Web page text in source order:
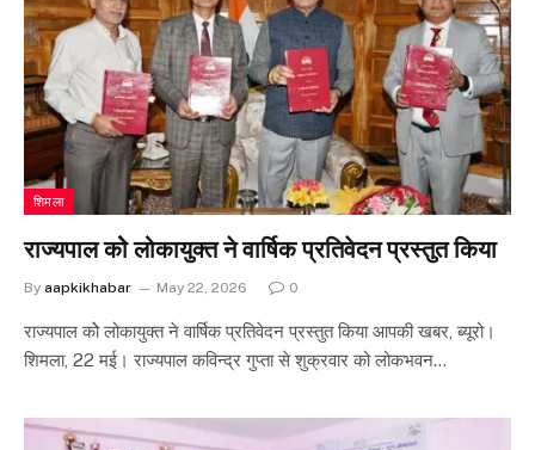
शिमला
राज्यपाल कोे लोकायुक्त ने वार्षिक प्रतिवेदन प्रस्तुत किया
By aapkikhabar May 22, 2026 0
राज्यपाल कोे लोकायुक्त ने वार्षिक प्रतिवेदन प्रस्तुत किया आपकी खबर, ब्यूरो।
शिमला, 22 मई। राज्यपाल कविन्द्र गुप्ता से शुक्रवार को लोकभवन…